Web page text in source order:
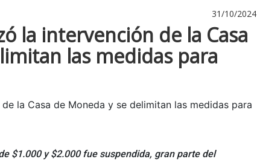
31/10/2024
la intervención de la Casa
las medidas para
$1.000 y $2.000 fue suspendida, gran parte del